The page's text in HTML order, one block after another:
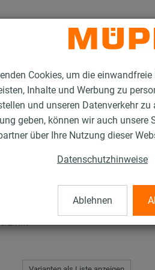
Cookies, um die
Inhalte und Werbung zu
und unseren Datenverkehr
geben, können wir auch unsere
über Ihre Nutzung dieser
Datenschutzhinweise
Ablehnen
Sattelflansch Typ S+
Typ S+